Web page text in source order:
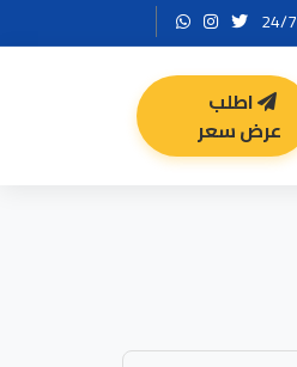
اطلب
عرض سعر